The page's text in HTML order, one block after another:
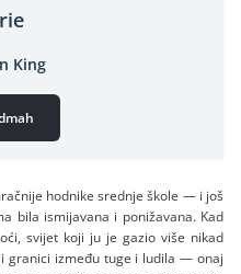
King
hodnike srednje škole — i još
bila ismijavana i ponižavana. Kad
svijet koji ju je gazio više nikad
granici između tuge i ludila — onaj